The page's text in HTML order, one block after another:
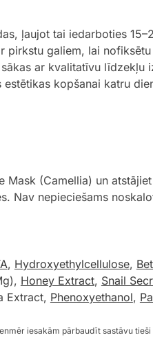
ļaujot tai iedarboties
galiem, lai
ar kvalitatīvu līdzekļu
kopšanai katru
(Camellia) un
Nav nepieciešams
, Hydroxyethylcellulose,
Honey Extract, Snail
Extract, Phenoxyethanol,
iesakām pārbaudīt sastāvu